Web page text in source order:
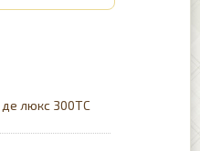
100% хлопок, Сатин де люкс 300TC